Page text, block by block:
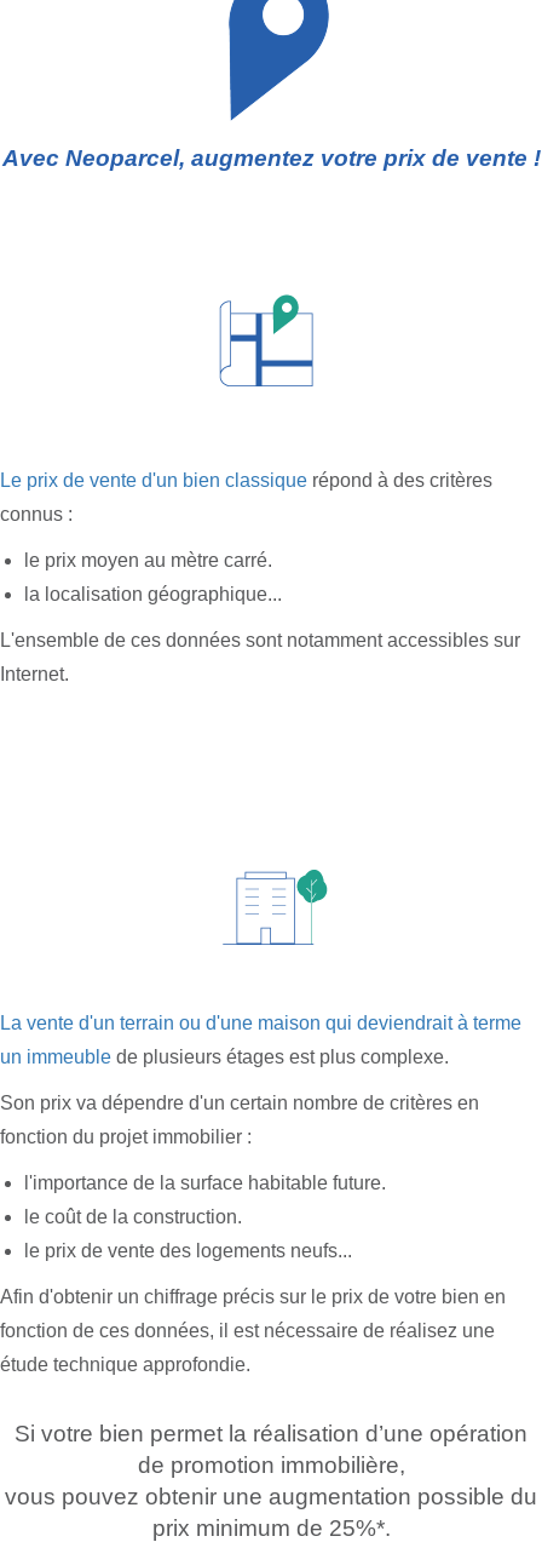
Avec Neoparcel, augmentez votre prix de vente !
Le prix de vente d'un bien classique répond à des critères
connus :
le prix moyen au mètre carré.
la localisation géographique...
L'ensemble de ces données sont notamment accessibles sur
Internet.
La vente d'un terrain ou d'une maison qui deviendrait à terme
un immeuble de plusieurs étages est plus complexe.
Son prix va dépendre d'un certain nombre de critères en
fonction du projet immobilier :
l'importance de la surface habitable future.
le coût de la construction.
le prix de vente des logements neufs...
Afin d'obtenir un chiffrage précis sur le prix de votre bien en
fonction de ces données, il est nécessaire de réalisez une
étude technique approfondie.
Si votre bien permet la réalisation d’une opération
de promotion immobilière,
vous pouvez obtenir une augmentation possible du
prix minimum de 25%*.